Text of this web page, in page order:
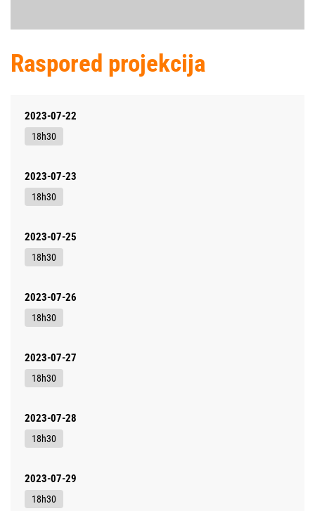
Raspored projekcija
2023-07-22
18h30
2023-07-23
18h30
2023-07-25
18h30
2023-07-26
18h30
2023-07-27
18h30
2023-07-28
18h30
2023-07-29
18h30